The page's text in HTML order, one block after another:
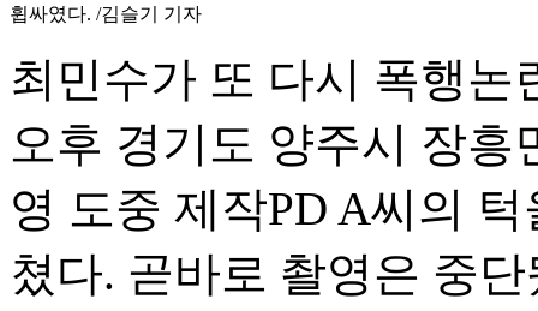
휩싸였다. /김슬기 기자
최민수가 또 다시 폭행논
오후 경기도 양주시 장흥
영 도중 제작PD A씨의
쳤다. 곧바로 촬영은 중